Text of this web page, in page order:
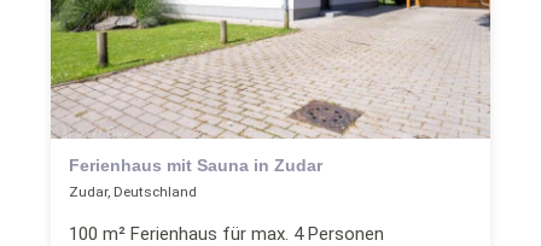
Ferienhaus mit Sauna in Zudar
Zudar, Deutschland
100 m² Ferienhaus für max. 4 Personen